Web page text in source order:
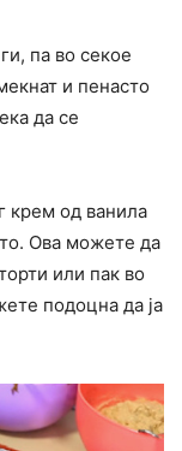
па во секое
и пенасто
да се
крем од ванила
Ова можете да
или пак во
подоцна да ја